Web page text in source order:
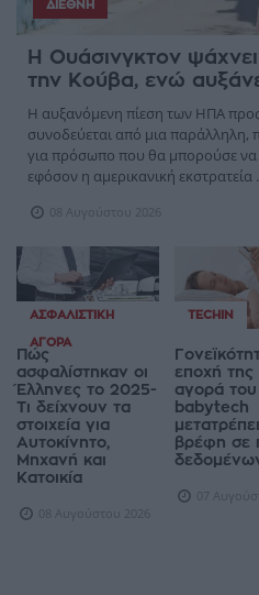
ΔΙΕΘΝΉ
Η Ουάσινγκτον
την Κούβα, ενώ
Η αυξανόμενη πίεση των ΗΠΑ
συνοδεύεται από μια παράλληλη,
για πρόσωπο που θα μπορούσε να
εφόσον η αμερικανική εκστρατεία
08 Αυγούστου 2026
ΑΣΦΑΛΙΣΤΙΚΉ
ΑΓΟΡΆ
Πώς
ασφαλίστηκαν οι
Έλληνες το 2025-
Τι δείχνουν τα
στοιχεία για
Αυτοκίνητο,
Μηχανή και
Κατοικία
08 Αυγούστου 2026
TECHIN
εποχή της
αγορά του
babytech
βρέφη σε
07